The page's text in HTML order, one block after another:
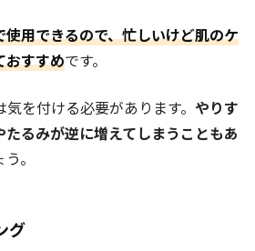
用できるので、忙しいけど肌のケ
おすすめです。
を付ける必要があります。 やりす
るみが逆に増えてしまうこともあ
。
グ